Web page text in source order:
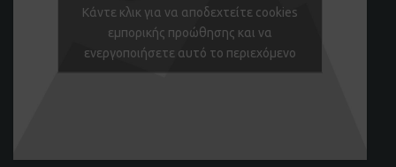
Κάντε κλικ για να αποδεχτείτε cookies
εμπορικής προώθησης και να
ενεργοποιήσετε αυτό το περιεχόμενο